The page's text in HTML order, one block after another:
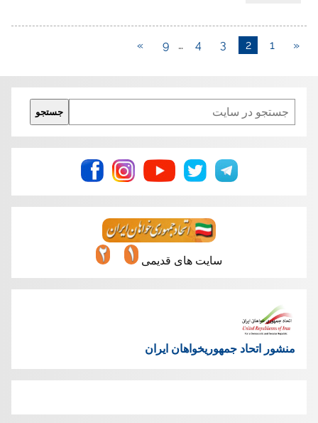
«
1
2
3
4
…
9
»
Search
جستجو
سایت های قدیمی
منشور اتحاد جمهوریخواهان ایران